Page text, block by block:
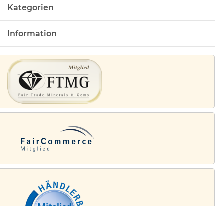
Kategorien
Information